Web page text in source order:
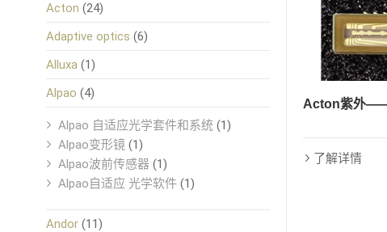
Acton紫外——
了解详情
Acton (24)
Adaptive optics (6)
Alluxa (1)
Alpao (4)
Alpao 自适应光学套件和系统 (1)
Alpao变形镜 (1)
Alpao波前传感器 (1)
Alpao自适应 光学软件 (1)
Andor (11)